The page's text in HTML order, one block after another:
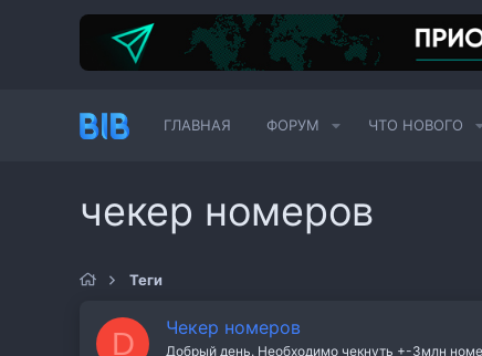
ГЛАВНАЯ ФОРУМ ЧТО НОВОГО
чекер номеров
Теги
D Чекер номеров
Добрый день. Необходимо чекнуть +-3млн